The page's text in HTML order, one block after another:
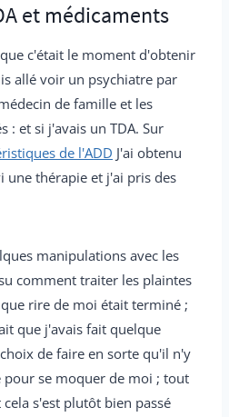
et médicaments
c'était le moment d'obtenir
allé voir un psychiatre par
de famille et les
: et si j'avais un TDA. Sur
de l'ADD J'ai obtenu
une thérapie et j'ai pris des
manipulations avec les
comment traiter les plaintes
rire de moi était terminé ;
que j'avais fait quelque
de faire en sorte qu'il n'y
se moquer de moi ; tout
s'est plutôt bien passé